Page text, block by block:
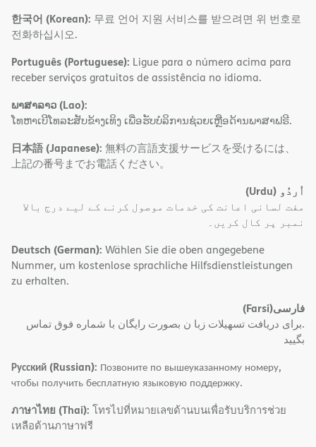
한국어 (Korean): 무료 언어 지원 서비스를 받으려면 위 번호로
전화하십시오.
Português (Portuguese): Ligue para o número acima para
receber serviços gratuitos de assistência no idioma.
ພາສາລາວ (Lao):
ໂທຫາເບີໂທລະສັບຂ້າງເທິງ ເພື່ອຮັບບໍລິການຊ່ວຍເຫຼືອດ້ານພາສາຟຣີ.
日本語 (Japanese): 無料の言語支援サービスを受けるには、
上記の番号までお電話ください。
اُردُو (Urdu)
مفت لسانی اعانت کی خدمات موصول کرنے کے لیے درج بالا
نمبر پر کال کریں۔
Deutsch (German): Wählen Sie die oben angegebene
Nummer, um kostenlose sprachliche Hilfsdienstleistungen
zu erhalten.
فارسی(Farsi)
.برای دریافت تسهیلات زبا ن بصورت رایگان با شماره فوق تماس
بگیید
Русский (Russian): Позвоните по вышеуказанному номеру,
чтобы получить бесплатную языковую поддержку.
ภาษาไทย (Thai): โทรไปที่หมายเลขด้านบนเพื่อรับบริการช่วย
เหลือด้านภาษาฟรี